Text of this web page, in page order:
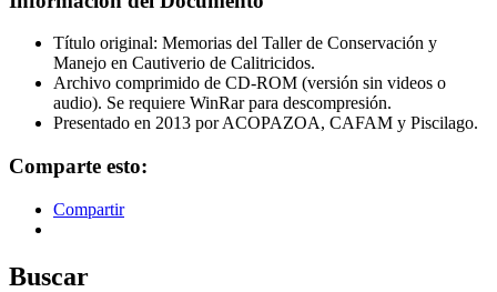
Título original: Memorias del Taller de Conservación y
Manejo en Cautiverio de Calitricidos.
Archivo comprimido de CD-ROM (versión sin videos o
audio). Se requiere WinRar para descompresión.
Presentado en 2013 por ACOPAZOA, CAFAM y Piscilago.
Comparte esto:
Compartir
Buscar